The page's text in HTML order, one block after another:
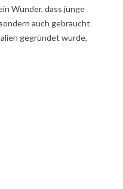
Wunder, dass junge
auch gebraucht
gegründet wurde,